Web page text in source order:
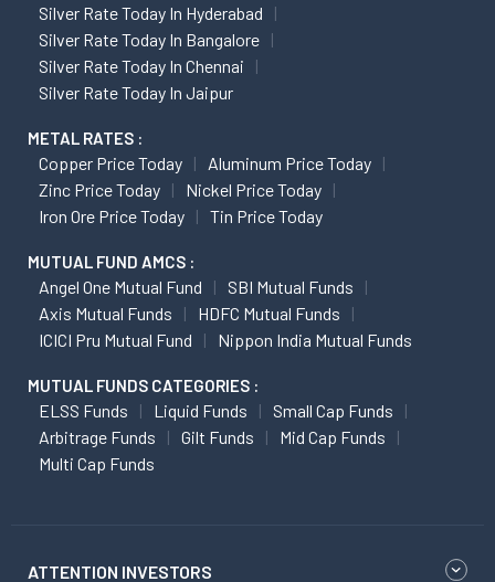
Silver Rate Today In Hyderabad
Silver Rate Today In Bangalore
Silver Rate Today In Chennai
Silver Rate Today In Jaipur
METAL RATES :
Copper Price Today
Aluminum Price Today
Zinc Price Today
Nickel Price Today
Iron Ore Price Today
Tin Price Today
MUTUAL FUND AMCS :
Angel One Mutual Fund
SBI Mutual Funds
Axis Mutual Funds
HDFC Mutual Funds
ICICI Pru Mutual Fund
Nippon India Mutual Funds
MUTUAL FUNDS CATEGORIES :
ELSS Funds Liquid Funds
Small Cap Funds
Arbitrage Funds
Gilt Funds
Mid Cap Funds
Multi Cap Funds
ATTENTION INVESTORS